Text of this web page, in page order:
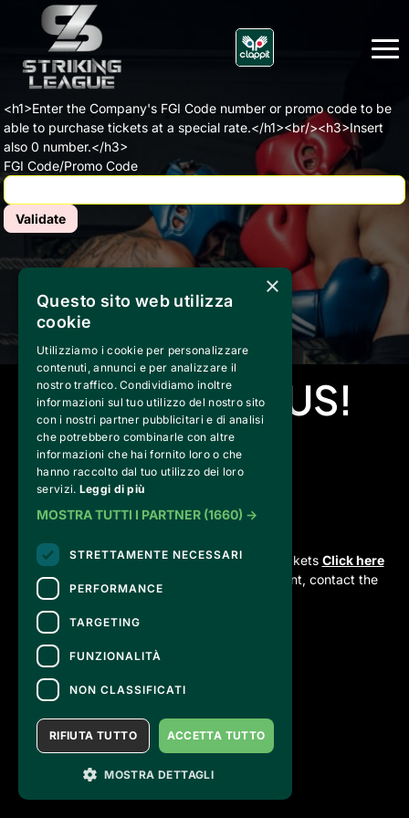
<h1>Enter the Company's FGI Code number or promo code to be
able to purchase tickets at a special rate.</h1><br/><h3>Insert
also 0 number.</h3>
FGI Code/Promo Code
CONTACTS US!
info@strikingleague.com
For information and support in purchasing tickets Click here
For information on the program and the event, contact the
Accessibility statement
×
Questo sito web utilizza
cookie
Utilizziamo i cookie per personalizzare
contenuti, annunci e per analizzare il
nostro traffico. Condividiamo inoltre
informazioni sul tuo utilizzo del nostro sito
con i nostri partner pubblicitari e di analisi
che potrebbero combinarle con altre
informazioni che hai fornito loro o che
hanno raccolto dal tuo utilizzo dei loro
servizi. Leggi di più
MOSTRA TUTTI I PARTNER (1660) →
STRETTAMENTE NECESSARI
PERFORMANCE
TARGETING
FUNZIONALITÀ
NON CLASSIFICATI
ACCETTA TUTTO
RIFIUTA TUTTO
MOSTRA DETTAGLI